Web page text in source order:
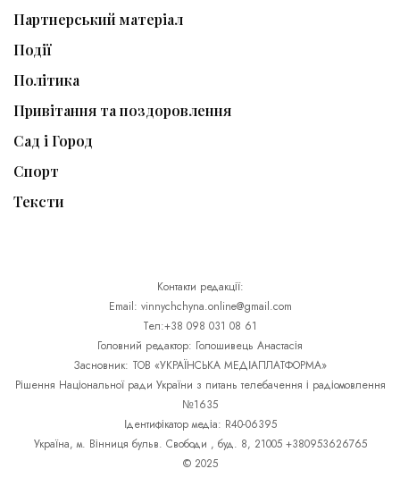
Партнерський матеріал
Події
Політика
Привітання та поздоровлення
Сад і Город
Спорт
Тексти
Контакти редакції:
Email: vinnychchyna.online@gmail.com
Тел:+38 098 031 08 61
Головний редактор: Голошивець Анастасія
Засновник: ТОВ «УКРАЇНСЬКА МЕДІАПЛАТФОРМА»
Рішення Національної ради України з питань телебачення і радіомовлення
№1635
Ідентифікатор медіа: R40-06395
Україна, м. Вінниця бульв. Свободи , буд. 8, 21005 +380953626765
© 2025